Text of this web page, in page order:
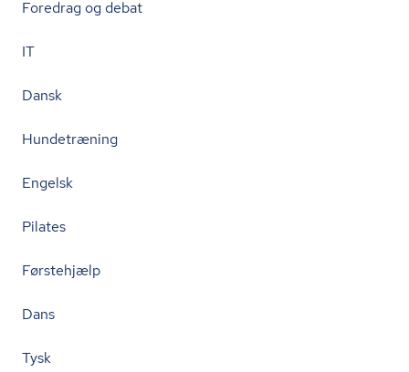
Foredrag og debat
IT
Dansk
Hundetræning
Engelsk
Pilates
Førstehjælp
Dans
Tysk